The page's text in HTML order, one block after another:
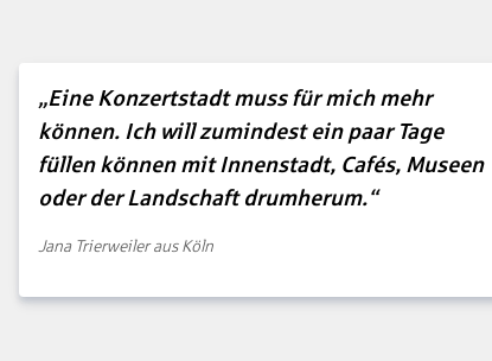
„Eine Konzertstadt muss für mich mehr
können. Ich will zumindest ein paar Tage
füllen können mit Innenstadt, Cafés, Museen
oder der Landschaft drumherum.“
Jana Trierweiler aus Köln